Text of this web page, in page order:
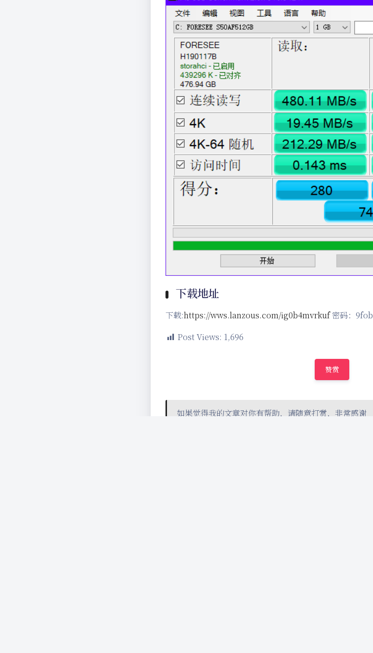
下载地址
下载:https://wws.lanzous.com/ig0b4mvrkuf密码：9fob
Post Views: 1,696
赞赏
如果觉得我的文章对你有帮助，请随意打赏，非常感谢